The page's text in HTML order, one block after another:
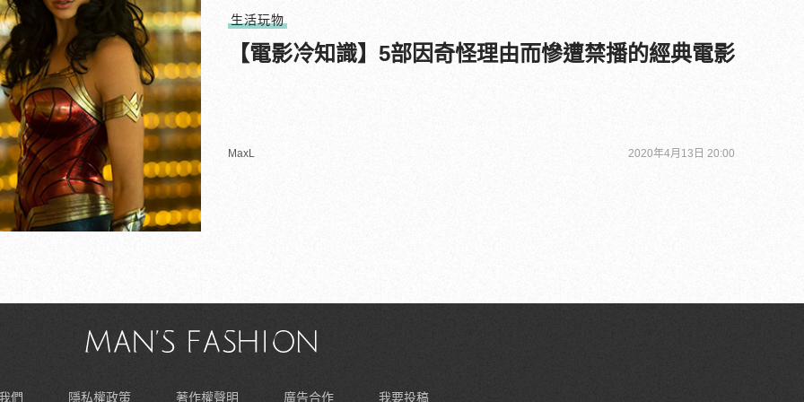
生活玩物
【電影冷知識】5部因奇怪理由而慘遭禁播的經典電影
MaxL 2020年4月13日 20:00
們 隱私權政策 著作權聲明 廣告合作 我要投稿